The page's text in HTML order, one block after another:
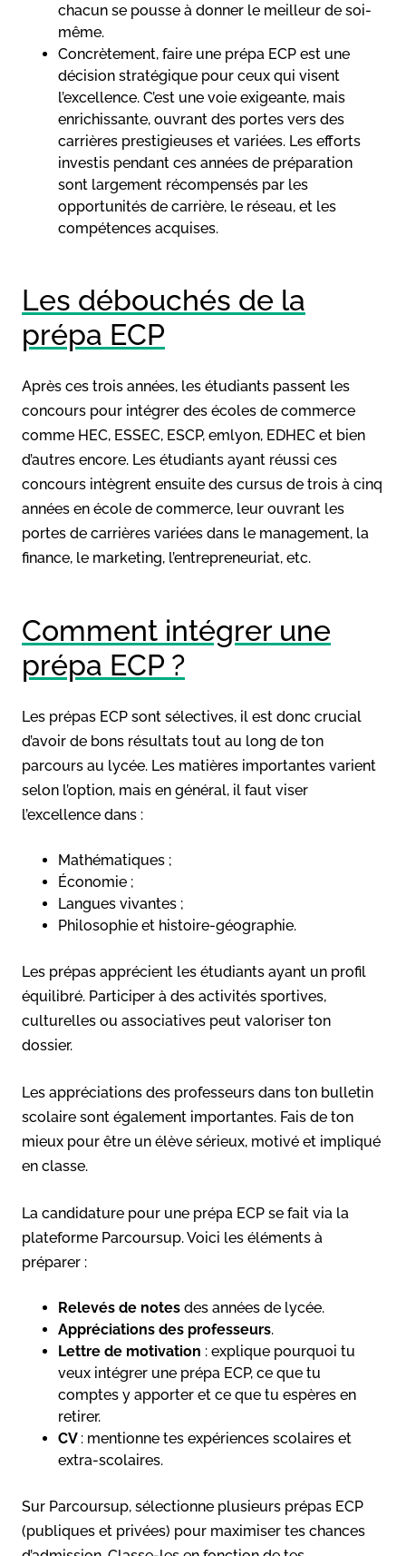
chacun se pousse à donner le meilleur de soi-
même.
Concrètement, faire une prépa ECP est une
décision stratégique pour ceux qui visent
l’excellence. C’est une voie exigeante, mais
enrichissante, ouvrant des portes vers des
carrières prestigieuses et variées. Les efforts
investis pendant ces années de préparation
sont largement récompensés par les
opportunités de carrière, le réseau, et les
compétences acquises.
Les débouchés de la
prépa ECP
Après ces trois années, les étudiants passent les
concours pour intégrer des écoles de commerce
comme HEC, ESSEC, ESCP, emlyon, EDHEC et bien
d’autres encore. Les étudiants ayant réussi ces
concours intègrent ensuite des cursus de trois à cinq
années en école de commerce, leur ouvrant les
portes de carrières variées dans le management, la
finance, le marketing, l’entrepreneuriat, etc.
Comment intégrer une
prépa ECP ?
Les prépas ECP sont sélectives, il est donc crucial
d’avoir de bons résultats tout au long de ton
parcours au lycée. Les matières importantes varient
selon l’option, mais en général, il faut viser
l’excellence dans :
Mathématiques ;
Économie ;
Langues vivantes ;
Philosophie et histoire-géographie.
Les prépas apprécient les étudiants ayant un profil
équilibré. Participer à des activités sportives,
culturelles ou associatives peut valoriser ton
dossier.
Les appréciations des professeurs dans ton bulletin
scolaire sont également importantes. Fais de ton
mieux pour être un élève sérieux, motivé et impliqué
en classe.
La candidature pour une prépa ECP se fait via la
plateforme Parcoursup. Voici les éléments à
préparer :
Relevés de notes des années de lycée.
Appréciations des professeurs.
Lettre de motivation : explique pourquoi tu
veux intégrer une prépa ECP, ce que tu
comptes y apporter et ce que tu espères en
retirer.
CV : mentionne tes expériences scolaires et
extra-scolaires.
Sur Parcoursup, sélectionne plusieurs prépas ECP
(publiques et privées) pour maximiser tes chances